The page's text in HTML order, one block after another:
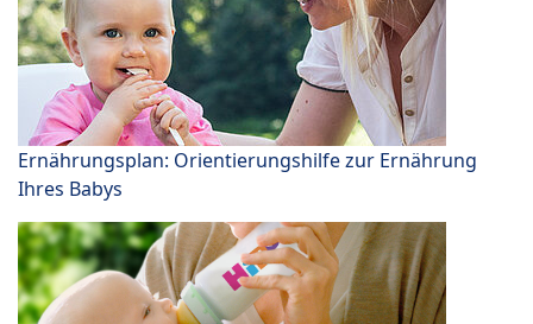
Ernährungsplan: Orientierungshilfe zur Ernährung
Ihres Babys